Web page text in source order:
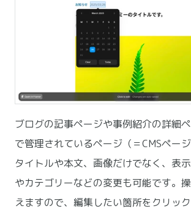
ブログの記事ページや事例紹介の詳細
で管理されているページ（＝CMSペー
タイトルや本文、画像だけでなく、表
やカテゴリーなどの変更も可能です。
えますので、編集したい箇所をクリック